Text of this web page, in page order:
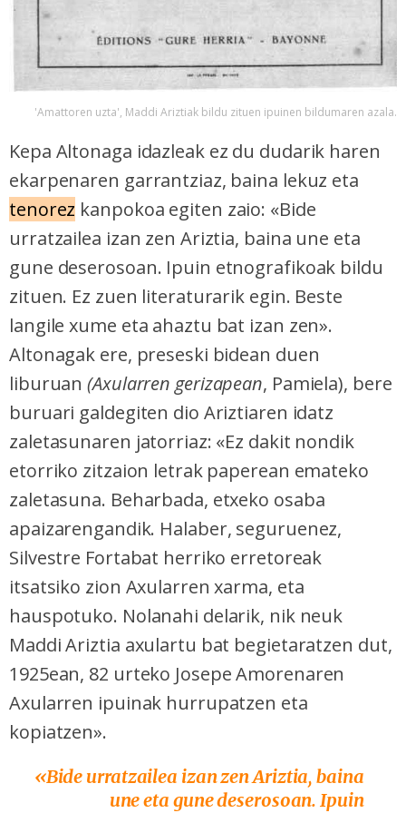
baliatzen gara. Ohar hau onartuz gero, teknologia hori
erabiltzeko baimen esplizitua ematen diguzu.Gehiago
irakurri
'Amattoren uzta', Maddi Ariztiak bildu zituen ipuinen bildumaren azala.
Kepa Altonaga idazleak ez du dudarik haren
ekarpenaren garrantziaz, baina lekuz eta
tenorez kanpokoa egiten zaio: «Bide
urratzailea izan zen Ariztia, baina une eta
gune deserosoan. Ipuin etnografikoak bildu
zituen. Ez zuen literaturarik egin. Beste
langile xume eta ahaztu bat izan zen».
Altonagak ere, preseski bidean duen
liburuan(Axularren gerizapean, Pamiela), bere
buruari galdegiten dio Ariztiaren idatz
zaletasunaren jatorriaz: «Ez dakit nondik
etorriko zitzaion letrak paperean emateko
zaletasuna. Beharbada, etxeko osaba
apaizarengandik. Halaber, seguruenez,
Silvestre Fortabat herriko erretoreak
itsatsiko zion Axularren xarma, eta
hauspotuko. Nolanahi delarik, nik neuk
Maddi Ariztia axulartu bat begietaratzen dut,
1925ean, 82 urteko Josepe Amorenaren
Axularren ipuinak hurrupatzen eta
kopiatzen».
«Bide urratzailea izan zen Ariztia, baina
une eta gune deserosoan. Ipuin